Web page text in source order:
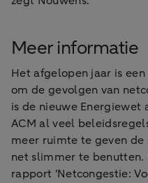
Meer informatie
Het afgelopen jaar is
om de gevolgen van
is de nieuwe Energiewet
ACM al veel
meer ruimte te geven
net slimmer te benutten.
rapport 'Netcongestie: